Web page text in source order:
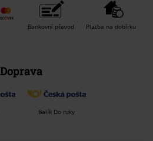
Bankovní převod Platba na dobírku
Doprava
Balík Do ruky